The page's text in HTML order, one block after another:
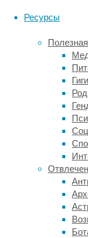
Ресурсы
жителей
анализ
их
ДНК
том,
что
они
не
замуж
не